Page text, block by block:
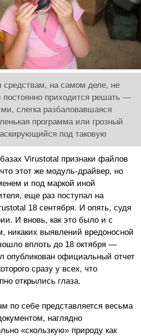
средствам, на самом деле, не
приходится решать —
слегка разбаловавшаяся
программа или грозный
под таковую
Virustotal признаки файлов
этот же модуль-драйвер, но
и под маркой иной
еще раз поступал на
18 сентября. И опять, судя
И вновь, как это было и с
никаких выявлений вредоносной
вплоть до 18 октября —
опубликован официальный отчет
сразу у всех, что
открылись глаза.
по себе представляется весьма
наглядно
«скользкую» природу как